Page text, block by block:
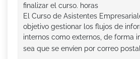
finalizar el curso. horas
El Curso de Asistentes
objetivo gestionar los flujos de
internos como externos, de forma
sea que se envíen por correo